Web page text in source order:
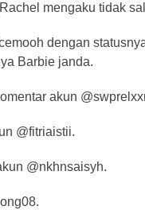
mengaku tidak
dengan
Barbie janda.
akun
@fitriaistii.
@nkhnsaisyh.